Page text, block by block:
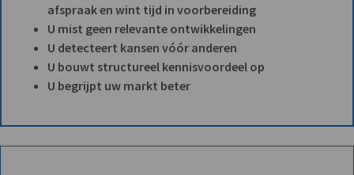
afspraak en wint tijd in voorbereiding
U mist geen relevante ontwikkelingen
U detecteert kansen vóór anderen
U bouwt structureel kennisvoordeel op
U begrijpt uw markt beter